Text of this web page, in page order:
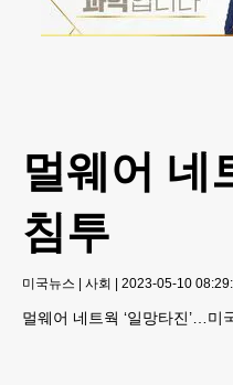
멀웨어 네
침투
미국뉴스 | 사회 | 2023-05-10
멀웨어 네트웍 ‘일망타진’…미